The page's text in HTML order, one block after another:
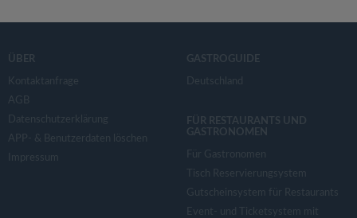
ÜBER
Kontaktanfrage
AGB
Datenschutzerklärung
APP- & Benutzerdaten löschen
Impressum
GASTROGUIDE
Deutschland
FÜR RESTAURANTS UND
GASTRONOMEN
Für Gastronomen
Tisch Reservierungsystem
Gutscheinsystem für Restaurants
Event- und Ticketsystem mit